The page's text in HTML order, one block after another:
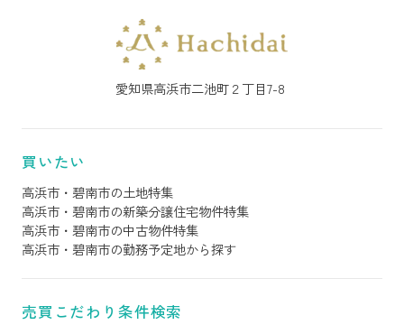
愛知県高浜市二池町２丁目7-8
買いたい
高浜市・碧南市の土地特集
高浜市・碧南市の新築分譲住宅物件特集
高浜市・碧南市の中古物件特集
高浜市・碧南市の勤務予定地から探す
売買こだわり条件検索